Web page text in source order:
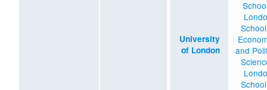
University
of London
and